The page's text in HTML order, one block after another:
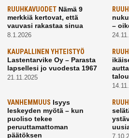
RUUHKAVUODET Nämä 9
merkkiä kertovat, että
vauvasi rakastaa sinua
8.1.2026
–
KAUPALLINEN YHTEISTYÖ
Lastentarvike Oy – Parasta
lapsellesi jo vuodesta 1967
21.11.2025
VANHEMMUUS Isyys
leskeyden myötä – kun
puoliso tekee
peruuttamattoman
päätöksen